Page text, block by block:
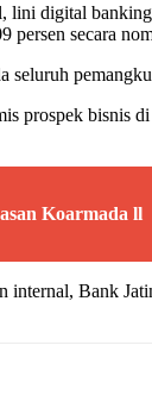
digital
persen secara
bisnis
Koarmada ll
Bank